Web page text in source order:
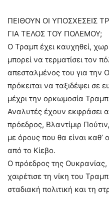
ΠΕΙΘΟΥΝ ΟΙ ΥΠΟΣΧΕΣΕΙΣ
ΓΙΑ ΤΕΛΟΣ ΤΟΥ ΠΟΛΕΜΟΥ;
Ο Τραμπ έχει καυχηθεί,
μπορεί να τερματίσει τον
απεσταλμένος του για την
πρόκειται να ταξιδέψει σε
μέχρι την ορκωμοσία Τραμπ
Αναλυτές έχουν εκφράσει
πρόεδρος, Βλαντίμιρ
με όρους που θα είναι καθ’
από το Κίεβο.
Ο πρόεδρος της
χαιρέτισε τη νίκη του
σταδιακή πολιτική και τη